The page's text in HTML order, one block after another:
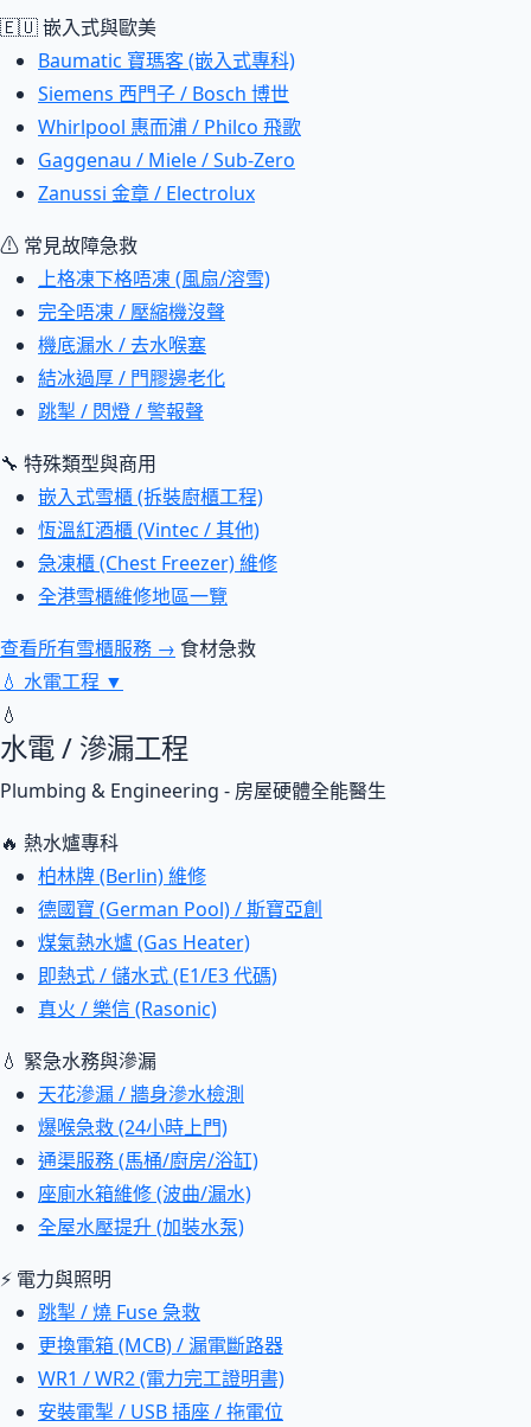
🇪🇺 嵌入式與歐美
Baumatic 寶瑪客 (嵌入式專科)
Siemens 西門子 / Bosch 博世
Whirlpool 惠而浦 / Philco 飛歌
Gaggenau / Miele / Sub-Zero
Zanussi 金章 / Electrolux
⚠ 常見故障急救
上格凍下格唔凍 (風扇/溶雪)
完全唔凍 / 壓縮機沒聲
機底漏水 / 去水喉塞
結冰過厚 / 門膠邊老化
跳掣 / 閃燈 / 警報聲
🔧 特殊類型與商用
嵌入式雪櫃 (拆裝廚櫃工程)
恆溫紅酒櫃 (Vintec / 其他)
急凍櫃 (Chest Freezer) 維修
全港雪櫃維修地區一覽
查看所有雪櫃服務 → 食材急救
💧 水電工程 ▼
💧
水電 / 滲漏工程
Plumbing & Engineering - 房屋硬體全能醫生
🔥 熱水爐專科
柏林牌 (Berlin) 維修
德國寶 (German Pool) / 斯寶亞創
煤氣熱水爐 (Gas Heater)
即熱式 / 儲水式 (E1/E3 代碼)
真火 / 樂信 (Rasonic)
💧 緊急水務與滲漏
天花滲漏 / 牆身滲水檢測
爆喉急救 (24小時上門)
通渠服務 (馬桶/廚房/浴缸)
座廁水箱維修 (波曲/漏水)
全屋水壓提升 (加裝水泵)
⚡ 電力與照明
跳掣 / 燒 Fuse 急救
更換電箱 (MCB) / 漏電斷路器
WR1 / WR2 (電力完工證明書)
安裝電掣 / USB 插座 / 拖電位